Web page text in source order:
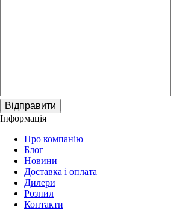
Відправити
Інформація
Про компанію
Блог
Новини
Доставка і оплата
Дилери
Розпил
Контакти